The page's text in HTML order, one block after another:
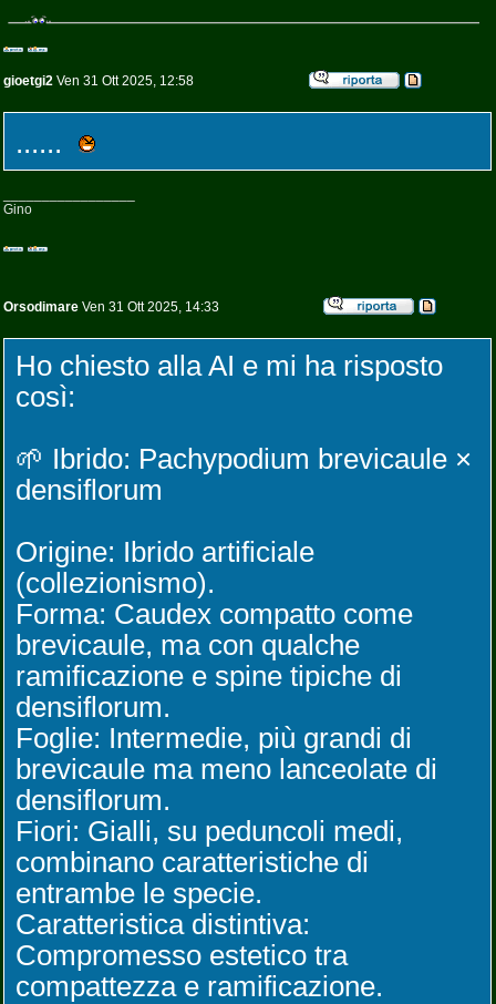
gioetgi2 Ven 31 Ott 2025, 12:58
......
Gino
Orsodimare Ven 31 Ott 2025, 14:33
Ho chiesto alla AI e mi ha risposto
così:
🌱 Ibrido: Pachypodium brevicaule ×
densiflorum
Origine: Ibrido artificiale
(collezionismo).
Forma: Caudex compatto come
brevicaule, ma con qualche
ramificazione e spine tipiche di
densiflorum.
Foglie: Intermedie, più grandi di
brevicaule ma meno lanceolate di
densiflorum.
Fiori: Gialli, su peduncoli medi,
combinano caratteristiche di
entrambe le specie.
Caratteristica distintiva:
Compromesso estetico tra
compattezza e ramificazione.